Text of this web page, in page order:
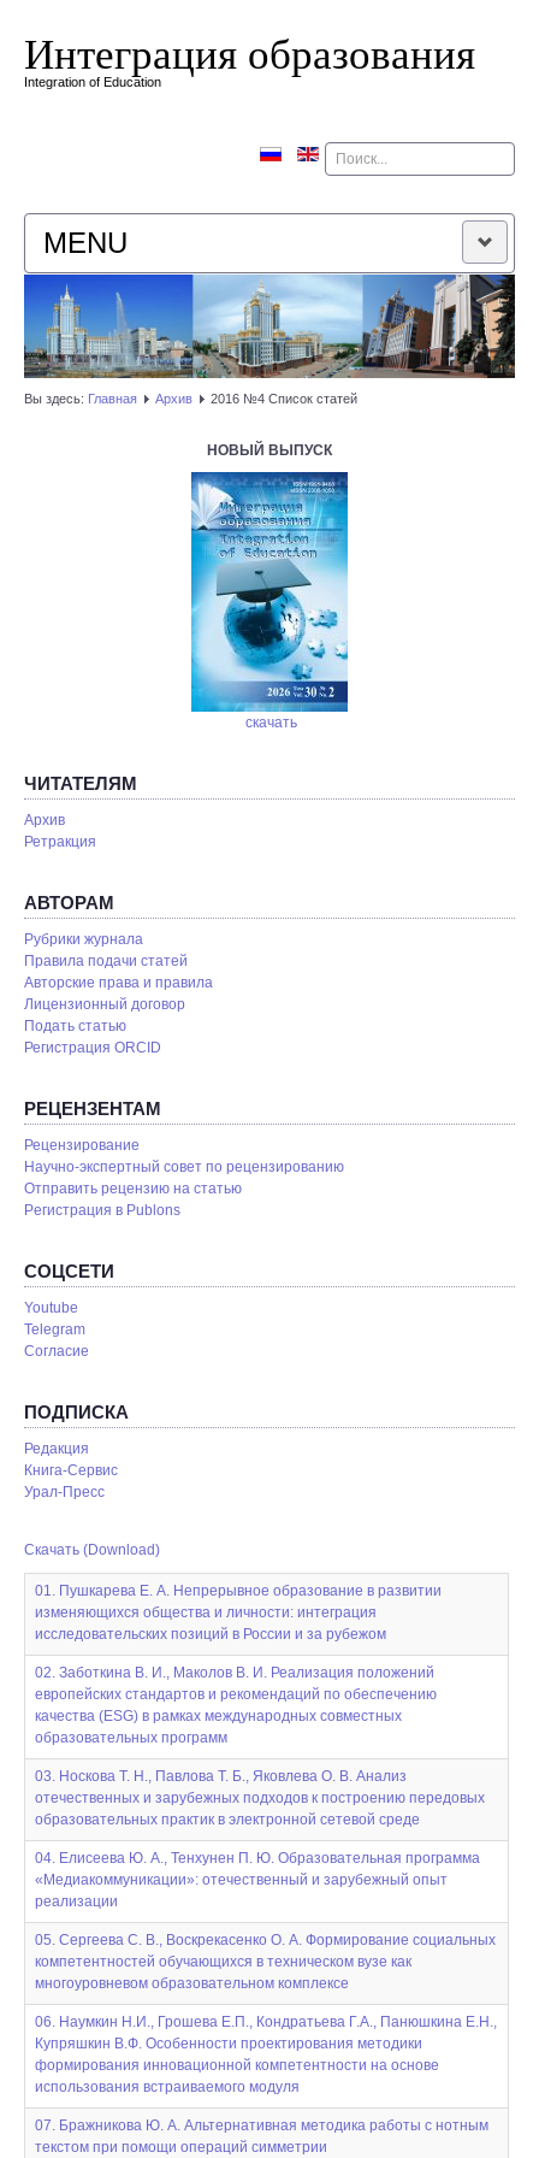
Интеграция образования
Integration of Education
Поиск
MENU
ГЛАВНАЯ
РЕДАКЦИОННАЯ КОЛЛЕГИЯ
Вы здесь: Главная Архив 2016 №4 Список статей
НОВЫЙ ВЫПУСК
скачать
ЧИТАТЕЛЯМ
Архив
Ретракция
АВТОРАМ
Рубрики журнала
Правила подачи статей
Авторские права и правила
Лицензионный договор
Подать статью
Регистрация ORCID
РЕЦЕНЗЕНТАМ
Рецензирование
Научно-экспертный совет по рецензированию
Отправить рецензию на статью
Pегистрация в Publons
СОЦСЕТИ
Youtube
Telegram
Согласие
ПОДПИСКА
Редакция
Книга-Сервис
Урал-Пресс
Скачать (Download)
01. Пушкарева Е. А. Непрерывное образование в развитии
изменяющихся общества и личности: интеграция
исследовательских позиций в России и за рубежом
02. Заботкина В. И., Маколов В. И. Реализация положений
европейских стандартов и рекомендаций по обеспечению
качества (ESG) в рамках международных совместных
образовательных программ
03. Носкова Т. Н., Павлова Т. Б., Яковлева О. В. Анализ
отечественных и зарубежных подходов к построению передовых
образовательных практик в электронной сетевой среде
04. Елисеева Ю. А., Тенхунен П. Ю. Образовательная программа
«Медиакоммуникации»: отечественный и зарубежный опыт
реализации
05. Сергеева С. В., Воскрекасенко О. А. Формирование социальных
компетентностей обучающихся в техническом вузе как
многоуровневом образовательном комплексе
06. Наумкин Н.И., Грошева Е.П., Кондратьева Г.А., Панюшкина Е.Н.,
Купряшкин В.Ф. Особенности проектирования методики
формирования инновационной компетентности на основе
использования встраиваемого модуля
07. Бражникова Ю. А. Альтернативная методика работы с нотным
текстом при помощи операций симметрии